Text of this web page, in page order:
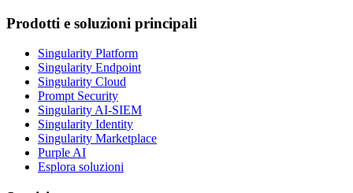
Prodotti e soluzioni principali
Singularity Platform
Singularity Endpoint
Singularity Cloud
Prompt Security
Singularity AI-SIEM
Singularity Identity
Singularity Marketplace
Purple AI
Esplora soluzioni